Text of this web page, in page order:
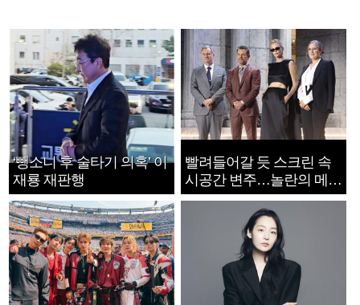
‘뺑소니 후 술타기 의혹’ 이
재룡 재판행
빨려들어갈 듯 스크린 속
시공간 변주…놀란의 메시
지는 ‘전쟁 속죄’